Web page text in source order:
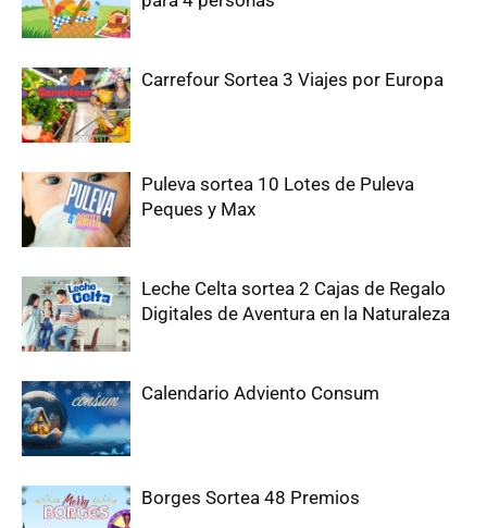
Carrefour Sortea 3 Viajes por Europa
Puleva sortea 10 Lotes de Puleva
Peques y Max
Leche Celta sortea 2 Cajas de Regalo
Digitales de Aventura en la Naturaleza
Calendario Adviento Consum
Borges Sortea 48 Premios